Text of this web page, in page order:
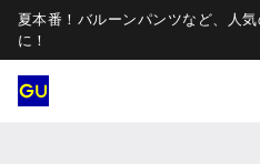
夏本番！バルーンパンツなど、人
に！